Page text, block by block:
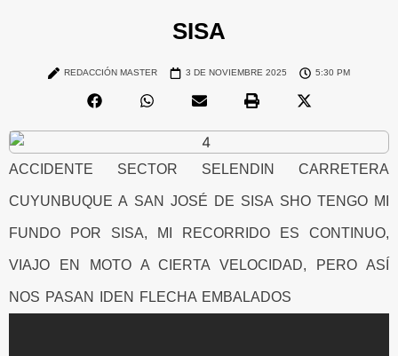
SISA
REDACCIÓN MASTER 3 DE NOVIEMBRE 2025 5:30 PM
ACCIDENTE SECTOR SELENDIN CARRETERA
CUYUNBUQUE A SAN JOSÉ DE SISA SHO TENGO MI
FUNDO POR SISA, MI RECORRIDO ES CONTINUO,
VIAJO EN MOTO A CIERTA VELOCIDAD, PERO ASÍ
NOS PASAN IDEN FLECHA EMBALADOS